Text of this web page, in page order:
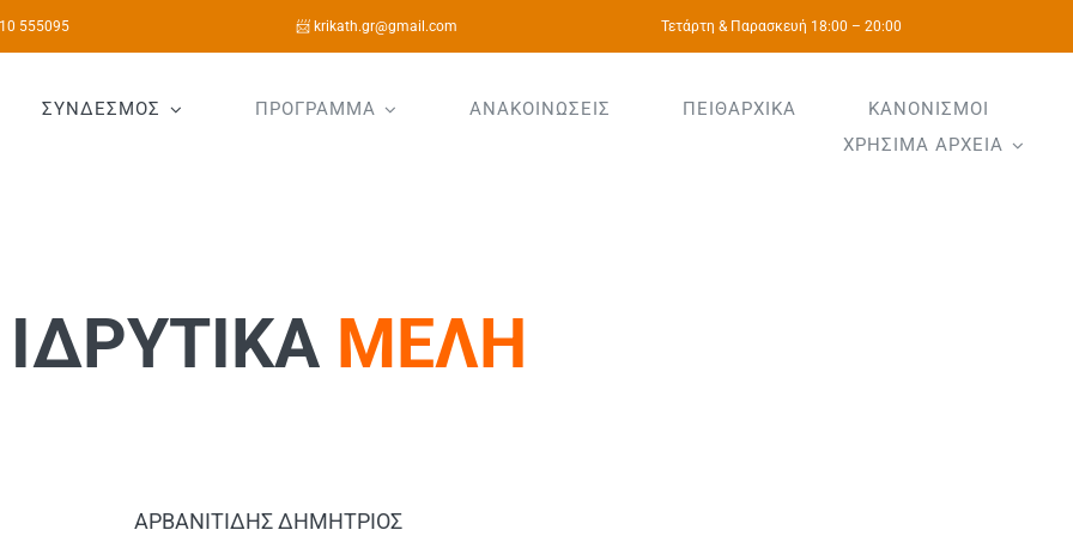
555095 📨 krikath.gr@gmail.com Τετάρτη & Παρασκευή 18:00 – 20:00
ΣΥΝΔΕΣΜΟΣ ΠΡΟΓΡΑΜΜΑ ΑΝΑΚΟΙΝΩΣΕΙΣ ΠΕΙΘΑΡΧΙΚΑ
ΚΑΝΟΝΙΣΜΟΙ
ΧΡΗΣΙΜΑ ΑΡΧΕΙΑ
ΙΔΡΥΤΙΚΑ ΜΕΛΗ
ΑΡΒΑΝΙΤΙΔΗΣ ΔΗΜΗΤΡΙΟΣ